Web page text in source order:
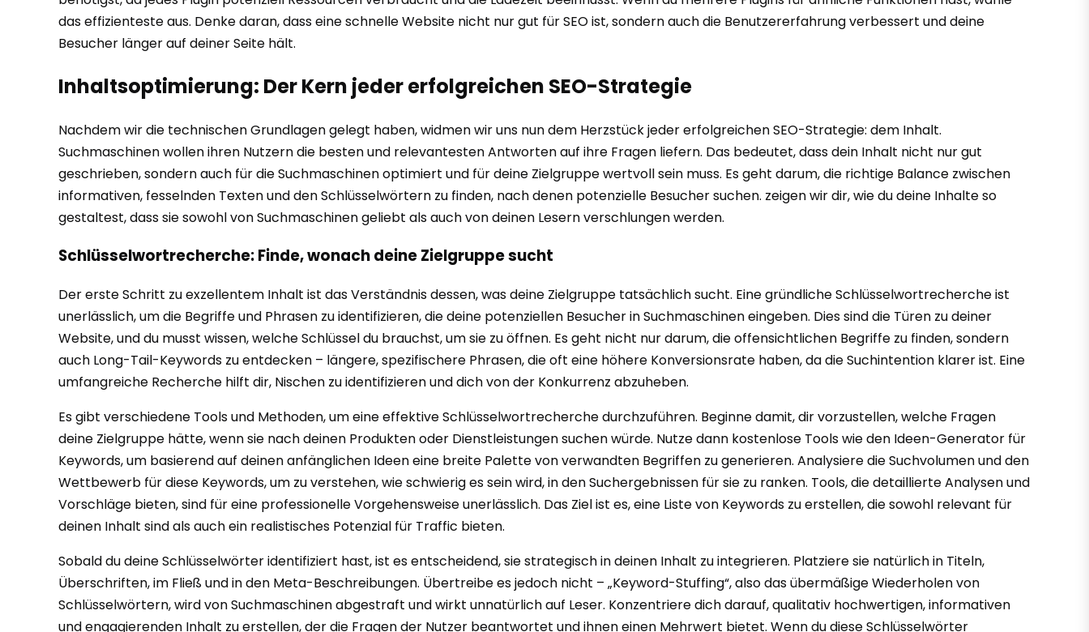
das effizienteste aus. Denke daran, dass eine schnelle Website nicht nur gut für SEO ist, sondern auch die Benutzererfahrung verbessert und deine
Besucher länger auf deiner Seite hält.
Inhaltsoptimierung: Der Kern jeder erfolgreichen SEO-Strategie
Nachdem wir die technischen Grundlagen gelegt haben, widmen wir uns nun dem Herzstück jeder erfolgreichen SEO-Strategie: dem Inhalt.
Suchmaschinen wollen ihren Nutzern die besten und relevantesten Antworten auf ihre Fragen liefern. Das bedeutet, dass dein Inhalt nicht nur gut
geschrieben, sondern auch für die Suchmaschinen optimiert und für deine Zielgruppe wertvoll sein muss. Es geht darum, die richtige Balance zwischen
informativen, fesselnden Texten und den Schlüsselwörtern zu finden, nach denen potenzielle Besucher suchen. zeigen wir dir, wie du deine Inhalte so
gestaltest, dass sie sowohl von Suchmaschinen geliebt als auch von deinen Lesern verschlungen werden.
Schlüsselwortrecherche: Finde, wonach deine Zielgruppe sucht
Der erste Schritt zu exzellentem Inhalt ist das Verständnis dessen, was deine Zielgruppe tatsächlich sucht. Eine gründliche Schlüsselwortrecherche ist
unerlässlich, um die Begriffe und Phrasen zu identifizieren, die deine potenziellen Besucher in Suchmaschinen eingeben. Dies sind die Türen zu deiner
Website, und du musst wissen, welche Schlüssel du brauchst, um sie zu öffnen. Es geht nicht nur darum, die offensichtlichen Begriffe zu finden, sondern
auch Long-Tail-Keywords zu entdecken – längere, spezifischere Phrasen, die oft eine höhere Konversionsrate haben, da die Suchintention klarer ist. Eine
umfangreiche Recherche hilft dir, Nischen zu identifizieren und dich von der Konkurrenz abzuheben.
Es gibt verschiedene Tools und Methoden, um eine effektive Schlüsselwortrecherche durchzuführen. Beginne damit, dir vorzustellen, welche Fragen
deine Zielgruppe hätte, wenn sie nach deinen Produkten oder Dienstleistungen suchen würde. Nutze dann kostenlose Tools wie den Ideen-Generator für
Keywords, um basierend auf deinen anfänglichen Ideen eine breite Palette von verwandten Begriffen zu generieren. Analysiere die Suchvolumen und den
Wettbewerb für diese Keywords, um zu verstehen, wie schwierig es sein wird, in den Suchergebnissen für sie zu ranken. Tools, die detaillierte Analysen und
Vorschläge bieten, sind für eine professionelle Vorgehensweise unerlässlich. Das Ziel ist es, eine Liste von Keywords zu erstellen, die sowohl relevant für
deinen Inhalt sind als auch ein realistisches Potenzial für Traffic bieten.
Sobald du deine Schlüsselwörter identifiziert hast, ist es entscheidend, sie strategisch in deinen Inhalt zu integrieren. Platziere sie natürlich in Titeln,
Überschriften, im Fließ und in den Meta-Beschreibungen. Übertreibe es jedoch nicht – „Keyword-Stuffing“, also das übermäßige Wiederholen von
Schlüsselwörtern, wird von Suchmaschinen abgestraft und wirkt unnatürlich auf Leser. Konzentriere dich darauf, qualitativ hochwertigen, informativen
und engagierenden Inhalt zu erstellen, der die Fragen der Nutzer beantwortet und ihnen einen Mehrwert bietet. Wenn du diese Schlüsselwörter